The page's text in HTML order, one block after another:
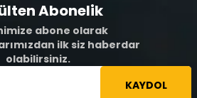
Abonelik
abone olarak
ilk siz haberdar
olabilirsiniz.
KAYDOL